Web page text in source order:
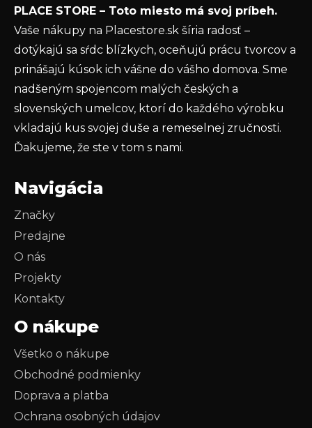
ochrany osobných údajov
PRIHLÁSIŤ SA
PLACE STORE – Toto miesto má svoj príbeh.
Vaše nákupy na Placestore.sk šíria radosť –
dotýkajú sa sŕdc blízkych, oceňujú prácu tvorcov a
prinášajú kúsok ich vášne do vášho domova. Sme
nadšeným spojencom malých českých a
slovenských umelcov, ktorí do každého výrobku
vkladajú kus svojej duše a remeselnej zručnosti.
Ďakujeme, že ste v tom s nami.
Navigácia
Značky
Predajne
O nás
Projekty
Kontakty
O nákupe
Všetko o nákupe
Obchodné podmienky
Doprava a platba
Ochrana osobných údajov